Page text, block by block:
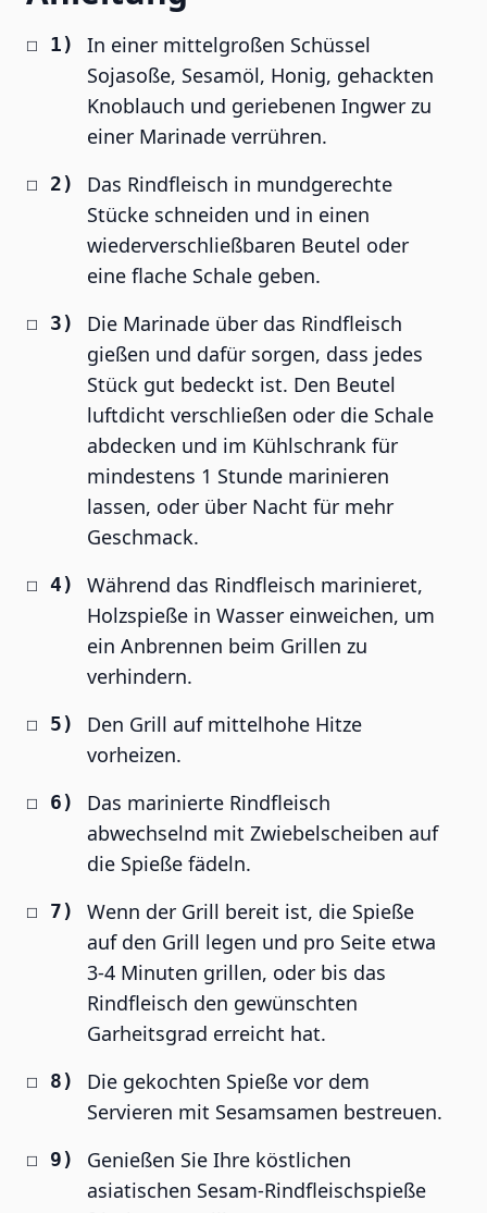
In einer mittelgroßen Schüssel
Sojasoße, Sesamöl, Honig, gehackten
Knoblauch und geriebenen Ingwer zu
einer Marinade verrühren.
Das Rindfleisch in mundgerechte
Stücke schneiden und in einen
wiederverschließbaren Beutel oder
eine flache Schale geben.
Die Marinade über das Rindfleisch
gießen und dafür sorgen, dass jedes
Stück gut bedeckt ist. Den Beutel
luftdicht verschließen oder die Schale
abdecken und im Kühlschrank für
mindestens 1 Stunde marinieren
lassen, oder über Nacht für mehr
Geschmack.
Während das Rindfleisch marinieret,
Holzspieße in Wasser einweichen, um
ein Anbrennen beim Grillen zu
verhindern.
Den Grill auf mittelhohe Hitze
vorheizen.
Das marinierte Rindfleisch
abwechselnd mit Zwiebelscheiben auf
die Spieße fädeln.
Wenn der Grill bereit ist, die Spieße
auf den Grill legen und pro Seite etwa
3-4 Minuten grillen, oder bis das
Rindfleisch den gewünschten
Garheitsgrad erreicht hat.
Die gekochten Spieße vor dem
Servieren mit Sesamsamen bestreuen.
Genießen Sie Ihre köstlichen
asiatischen Sesam-Rindfleischspieße